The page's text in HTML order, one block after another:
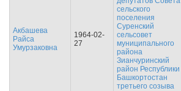
Акбашева
Райса
Умурзаковна
1964-02-
27
сельского
поселения
Суренский
сельсовет
муниципального
района
Зианчуринский
район Республики
Башкортостан
третьего созыва